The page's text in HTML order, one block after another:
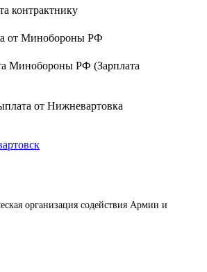
контрактнику
от Минобороны РФ
Минобороны РФ (Зарплата
от Нижневартовка
организация содействия Армии и